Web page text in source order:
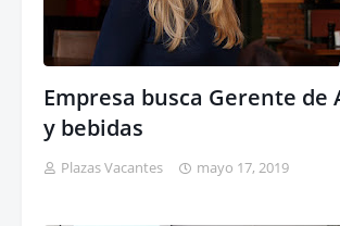
Empresa busca Gerente de
y bebidas
Plazas Vacantes mayo 17, 2019